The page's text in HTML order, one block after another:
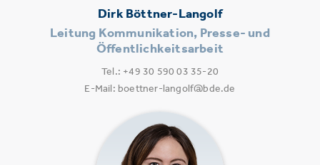
Dirk Böttner-Langolf
Leitung Kommunikation, Presse- und
Öffentlichkeitsarbeit
Tel.: +49 30 590 03 35-20
E-Mail: boettner-langolf@bde.de